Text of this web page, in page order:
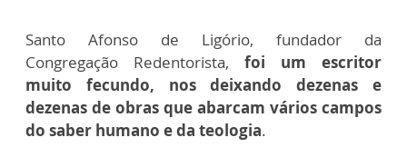
Santo Afonso de Ligório, fundador da
Congregação Redentorista, foi um escritor
muito fecundo, nos deixando dezenas e
dezenas de obras que abarcam vários campos
do saber humano e da teologia.